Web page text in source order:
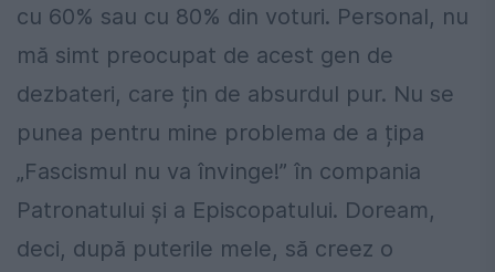
cu 60% sau cu 80% din voturi. Personal, nu
mă simt preocupat de acest gen de
dezbateri, care țin de absurdul pur. Nu se
punea pentru mine problema de a țipa
„Fascismul nu va învinge!” în compania
Patronatului și a Episcopatului. Doream,
deci, după puterile mele, să creez o